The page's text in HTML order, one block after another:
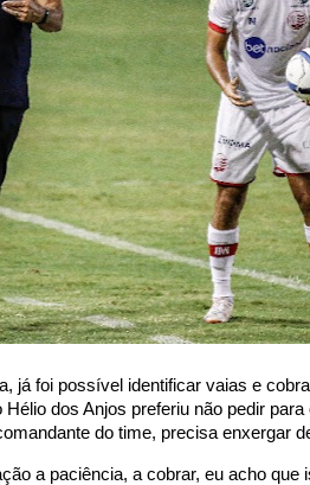
já foi possível identificar vaias e
dos Anjos preferiu não pedir
do time, precisa enxergar
a paciência, a cobrar, eu acho